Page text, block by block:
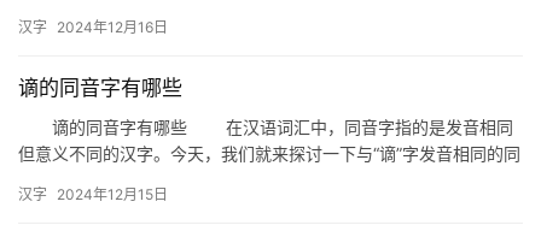
的…
汉字 2024年12月16日
谪的同音字有哪些
谪的同音字有哪些 在汉语词汇中，同音字指的是发音相同
但意义不同的汉字。今天，我们就来探讨一下与“谪”字发音相同的同
汉字 2024年12月15日